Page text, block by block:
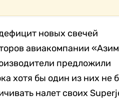
новых свечей
авиакомпании
предложили
хотя бы один из них не
налет своих